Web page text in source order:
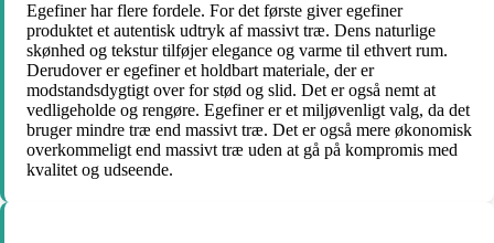
Egefiner har flere fordele. For det første giver egefiner
produktet et autentisk udtryk af massivt træ. Dens naturlige
skønhed og tekstur tilføjer elegance og varme til ethvert rum.
Derudover er egefiner et holdbart materiale, der er
modstandsdygtigt over for stød og slid. Det er også nemt at
vedligeholde og rengøre. Egefiner er et miljøvenligt valg, da det
bruger mindre træ end massivt træ. Det er også mere økonomisk
overkommeligt end massivt træ uden at gå på kompromis med
kvalitet og udseende.